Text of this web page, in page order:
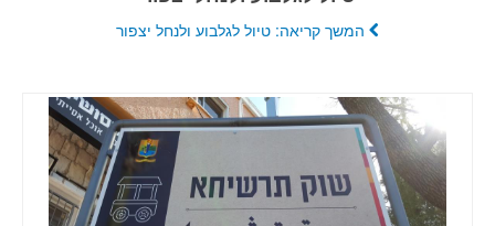
המשך קריאה: טיול לגלבוע ולנחל יצפור